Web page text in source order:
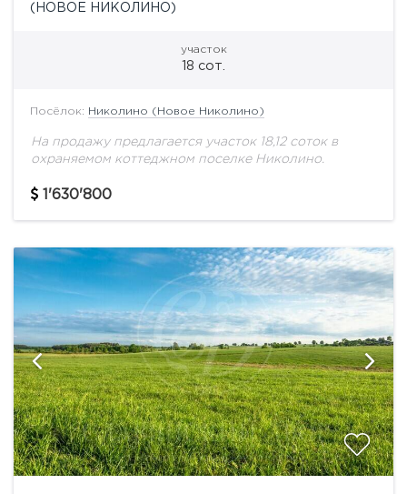
(НОВОЕ НИКОЛИНО)
участок
18 сот.
Посёлок: Николино (Новое Николино)
На продажу предлагается участок 18,12 соток в
охраняемом коттеджном поселке Николино.
1'630'800